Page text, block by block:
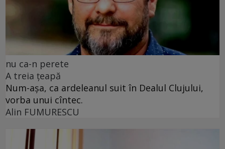
nu ca-n perete
A treia țeapă
Num-așa, ca ardeleanul suit în Dealul Clujului,
vorba unui cîntec.
Alin FUMURESCU